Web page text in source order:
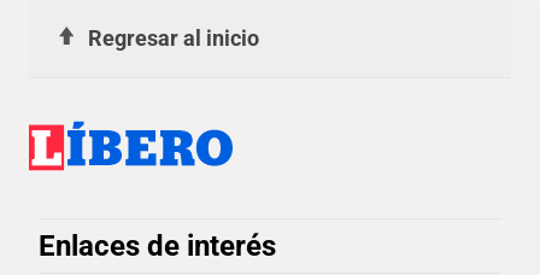
Regresar al inicio
Enlaces de interés